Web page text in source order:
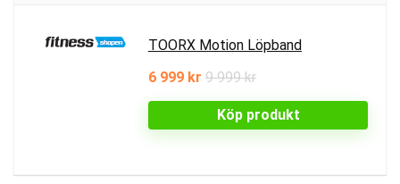
TOORX Motion Löpband
6 999 kr 9 999 kr
Köp produkt